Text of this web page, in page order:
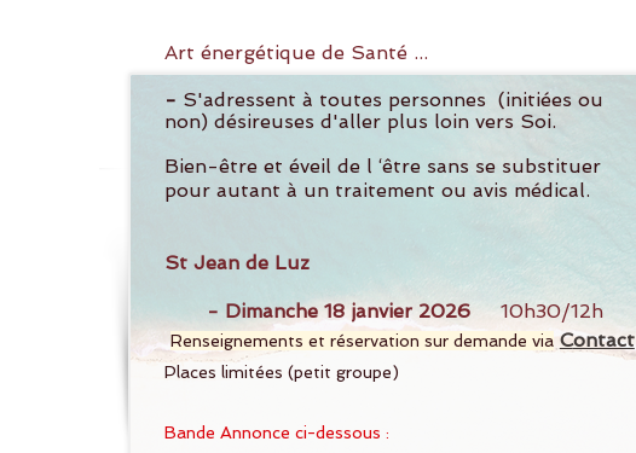
Art énergétique de Santé ...
- S'adressent à toutes personnes (initiées ou
non) désireuses d'aller plus loin vers Soi.
Bien-être et éveil de l ‘être sans se substituer
pour autant à un traitement ou avis médical.
St Jean de Luz
- Dimanche 18 janvier 2026
10h30/12h
​Renseignements et réservation sur demande via Contact
​Places limitées (petit groupe)
Bande Annonce ci-dessous :